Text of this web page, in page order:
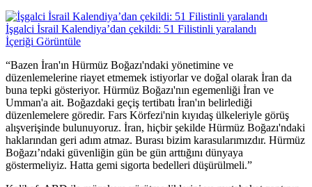
İşgalci İsrail Kalendiya’dan çekildi: 51 Filistinli yaralandı
İçeriği Görüntüle
“Bazen İran'ın Hürmüz Boğazı'ndaki yönetimine ve
düzenlemelerine riayet etmemek istiyorlar ve doğal olarak İran da
buna tepki gösteriyor. Hürmüz Boğazı'nın egemenliği İran ve
Umman'a ait. Boğazdaki geçiş tertibatı İran'ın belirlediği
düzenlemelere göredir. Fars Körfezi'nin kıyıdaş ülkeleriyle görüş
alışverişinde bulunuyoruz. İran, hiçbir şekilde Hürmüz Boğazı'ndaki
haklarından geri adım atmaz. Burası bizim karasularımızdır. Hürmüz
Boğazı’ndaki güvenliğin gün be gün arttığını dünyaya
göstermeliyiz. Hatta gemi sigorta bedelleri düşürülmeli.”